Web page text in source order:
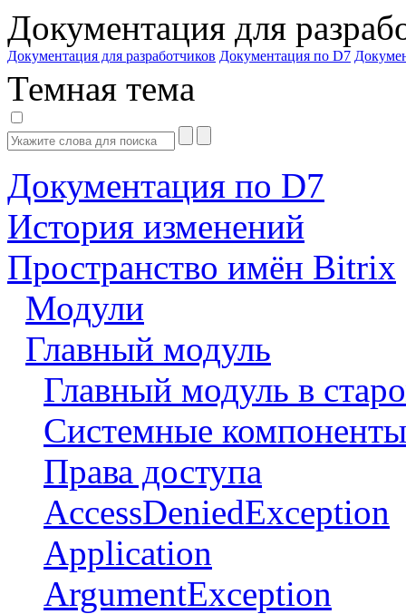
Документация для
Документация для разработчиков Документация по D7
Темная тема
Документация по D7
История изменений
Пространство имён Bitrix
Модули
Главный модуль
Главный модуль в
Системные компоненты
Права доступа
AccessDeniedException
Application
ArgumentException